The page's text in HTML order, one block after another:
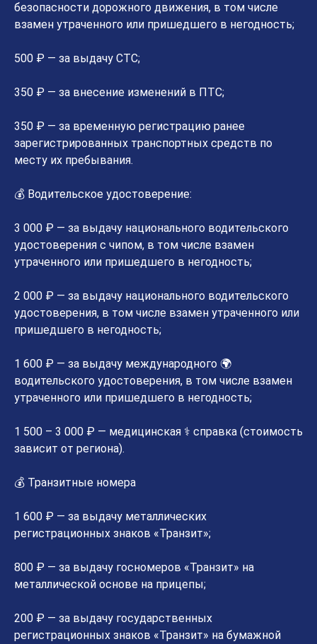
безопасности дорожного движения, в том числе
взамен утраченного или пришедшего в негодность;
500 ₽ — за выдачу СТС;
350 ₽ — за внесение изменений в ПТС;
350 ₽ — за временную регистрацию ранее
зарегистрированных транспортных средств по
месту их пребывания.
💰 Водительское удостоверение:
3 000 ₽ — за выдачу национального водительского
удостоверения с чипом, в том числе взамен
утраченного или пришедшего в негодность;
2 000 ₽ — за выдачу национального водительского
удостоверения, в том числе взамен утраченного или
пришедшего в негодность;
1 600 ₽ — за выдачу международного 🌍
водительского удостоверения, в том числе взамен
утраченного или пришедшего в негодность;
1 500 – 3 000 ₽ — медицинская ⚕ справка (стоимость
зависит от региона).
💰 Транзитные номера
1 600 ₽ — за выдачу металлических
регистрационных знаков «Транзит»;
800 ₽ — за выдачу госномеров «Транзит» на
металлической основе на прицепы;
200 ₽ — за выдачу государственных
регистрационных знаков «Транзит» на бумажной